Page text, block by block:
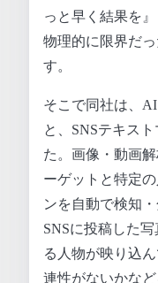
っと早く結果を
物理的に限界だ
す。
そこで同社は、
と、SNSテキス
た。画像・動画
ーゲットと特定
ンを自動で検知
SNSに投稿した
る人物が映り込
連性がないかな